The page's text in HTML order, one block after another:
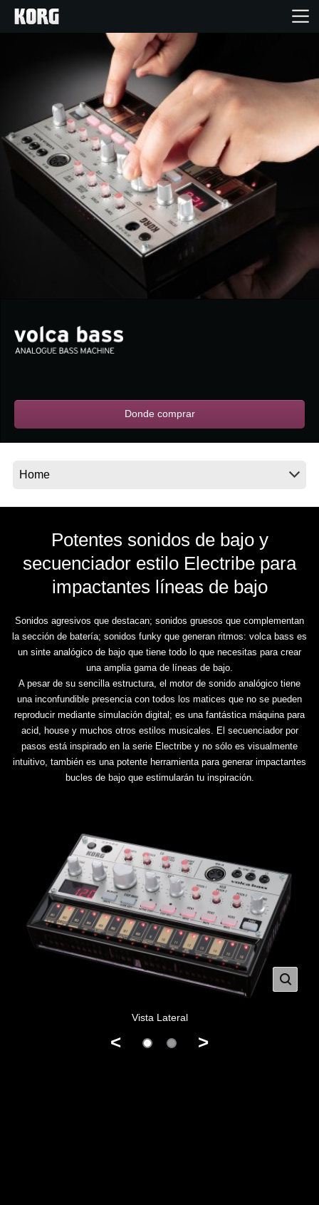
Productos
Características
Eventos
Noticias
Ubicación
Donde comprar
Potentes sonidos de bajo y
secuenciador estilo Electribe para
impactantes líneas de bajo
Sonidos agresivos que destacan; sonidos gruesos que complementan
la sección de batería; sonidos funky que generan ritmos: volca bass es
un sinte analógico de bajo que tiene todo lo que necesitas para crear
una amplia gama de líneas de bajo.
A pesar de su sencilla estructura, el motor de sonido analógico tiene
una inconfundible presencia con todos los matices que no se pueden
reproducir mediante simulación digital; es una fantástica máquina para
acid, house y muchos otros estilos musicales. El secuenciador por
pasos está inspirado en la serie Electribe y no sólo es visualmente
intuitivo, también es una potente herramienta para generar impactantes
bucles de bajo que estimularán tu inspiración.
Vista Lateral
< >